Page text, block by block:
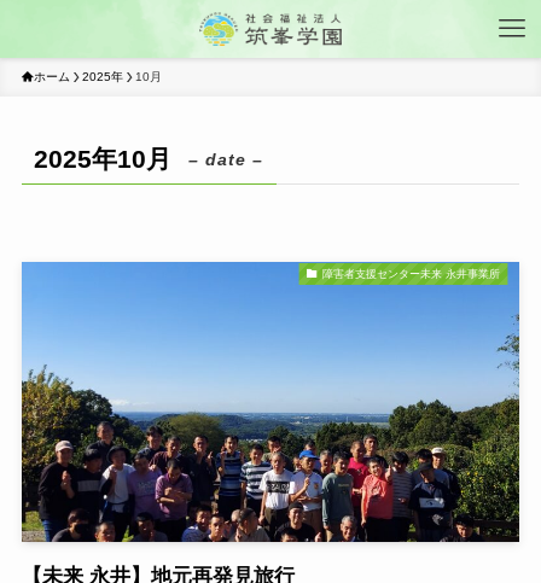
ホーム 2025年 10月
2025年10月 – date –
障害者支援センター未来 永井事業所
【未来 永井】地元再発見旅行